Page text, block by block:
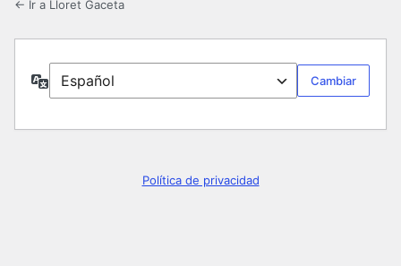
← Ir a Lloret Gaceta
Idioma
Política de privacidad